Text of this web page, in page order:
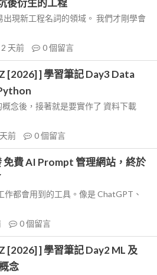
後衍生的工程
現新工程名詞的領域。 我們才剛學會
2 天前 0個留言
[2026] ] 學習筆記 Day3 Data
念後，接著就是要實作了 資料下載
前 0個留言
免費 AI Prompt 管理網站，終於
都會用到的工具。像是 ChatGPT、
0個留言
[2026] ] 學習筆記 Day2 ML 及
念